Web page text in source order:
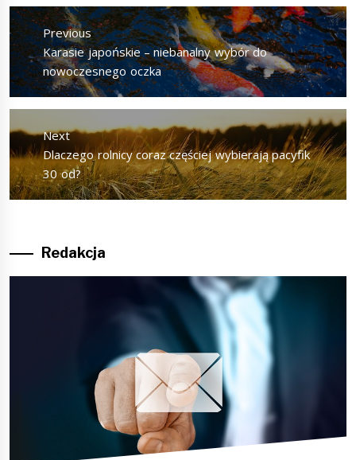
wpisuPrevious
Previous
post:
Karasie japońskie – niebanalny wybór do
nowoczesnego oczka
Next
Next
post:
Dlaczego rolnicy coraz częściej wybierają pacyfik
30 od?
Redakcja